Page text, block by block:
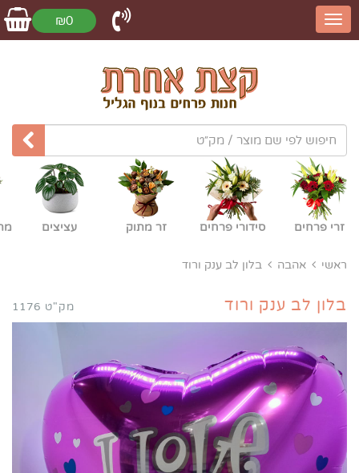
₪0
זרי פרחים סידורי פרחים זר מתוק עציצים
ראשי אהבה בלון לב ענק ורוד
בלון לב ענק ורוד מק"ט 1176